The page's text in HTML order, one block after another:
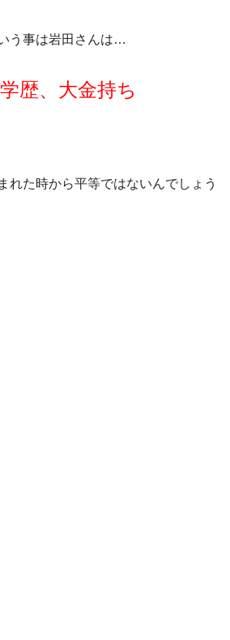
う事は岩田さんは…
歴、大金持ち
れた時から平等ではないんでしょう